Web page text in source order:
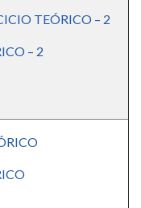
TEÓRICO – 2
– 2